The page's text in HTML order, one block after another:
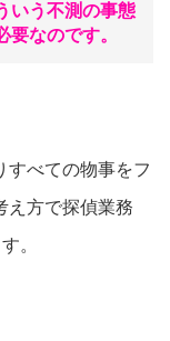
いう不測の事態
なのです。
すべての物事をフ
え方で探偵業務
。